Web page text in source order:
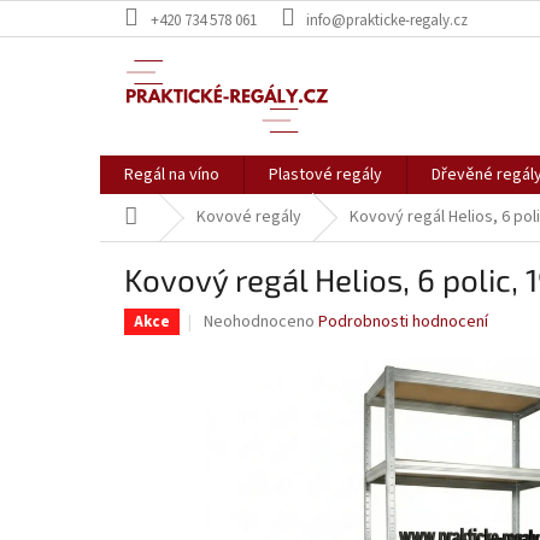
na
+420 734 578 061 info@prakticke-regaly.cz
Regál na víno Plastové regály Dřevěné
Domů Kovové regály Kovový regál Helios, 6
Kovový regál Helios, 6 polic,
Akce
Průměrné
Neohodnoceno Podrobnosti hodnocení